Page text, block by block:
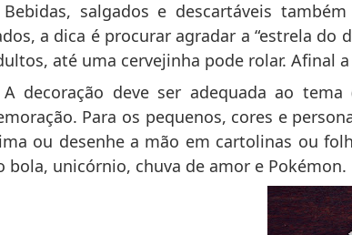
Bebidas, salgados e descartáveis
a dica é procurar agradar a “estrela do
até uma cervejinha pode rolar. Afinal
A decoração deve ser adequada ao
Para os pequenos, cores e
ou desenhe a mão em cartolinas ou
bola, unicórnio, chuva de amor e Pokémon.